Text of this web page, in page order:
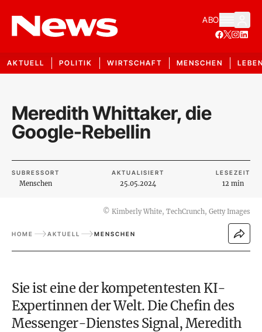
ABO
AKTUELL POLITIK WIRTSCHAFT MENSCHEN
Meredith Whittaker, die
Google-Rebellin
SUBRESSORT
Menschen
AKTUALISIERT
25.05.2024
LESEZEIT
12 min
© Kimberly White, TechCrunch, Getty Images
HOME AKTUELL MENSCHEN
Sie ist eine der kompetentesten KI-
Expertinnen der Welt. Die Chefin des
Messenger-Dienstes Signal, Meredith